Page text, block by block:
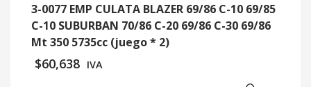
3-0077 EMP CULATA BLAZER 69/86 C-10 69/85
C-10 SUBURBAN 70/86 C-20 69/86 C-30 69/86
Mt 350 5735cc (juego * 2)
$60,638 IVA